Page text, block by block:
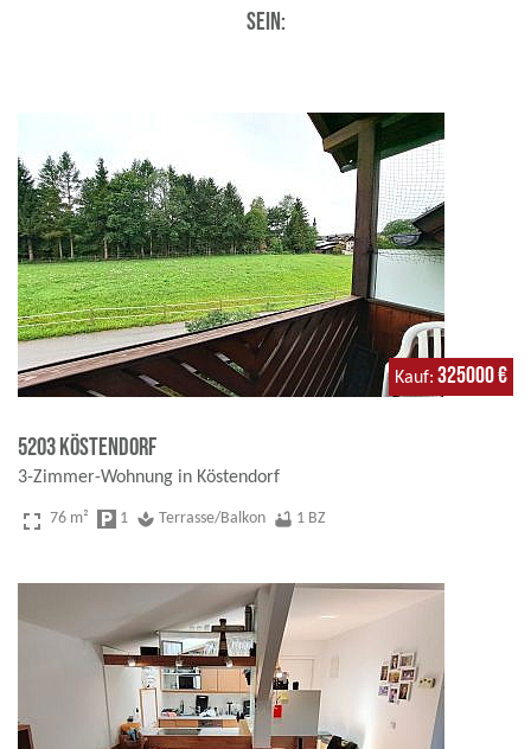
sein:
Kauf 325000 €
5203 Köstendorf
3-Zimmer-Wohnung in Köstendorf
fullscreen 76 m² local_parking 1 spa Terrasse/Balkon bathtub 1 BZ